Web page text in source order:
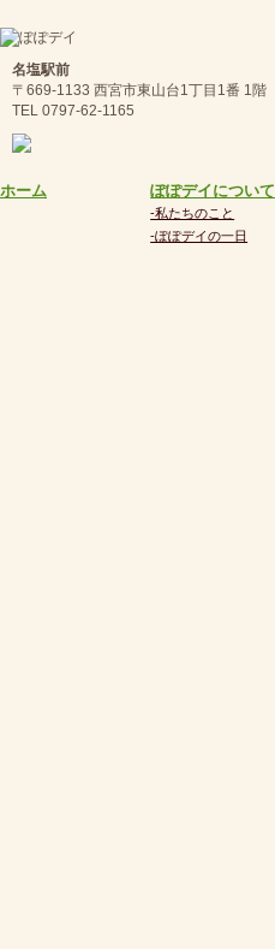
名塩駅前
〒669-1133 西宮市東山台1丁目1番 1階
TEL 0797-62-1165
ホーム ぽぽデイについて
-私たちのこと
-ぽぽデイの一日